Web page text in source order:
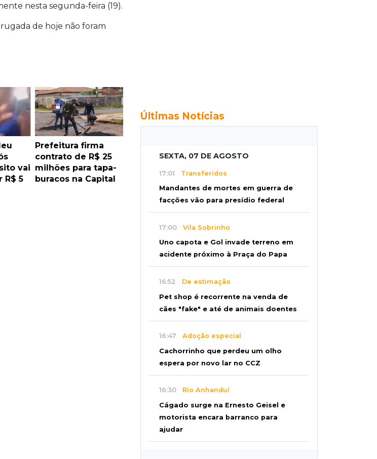
nesta segunda-feira (19).
de hoje não foram
vai
R$ 5
Prefeitura firma
contrato de R$ 25
milhões para tapa-
buracos na Capital
Últimas Notícias
SEXTA, 07 DE AGOSTO
17:01 Transferidos
Mandantes de mortes em guerra de
facções vão para presídio federal
17:00 Vila Sobrinho
Uno capota e Gol invade terreno em
acidente próximo à Praça do Papa
16:52 De estimação
Pet shop é recorrente na venda de
cães "fake" e até de animais doentes
16:47 Adoção especial
Cachorrinho que perdeu um olho
espera por novo lar no CCZ
16:30 Rio Anhanduí
Cágado surge na Ernesto Geisel e
motorista encara barranco para
ajudar